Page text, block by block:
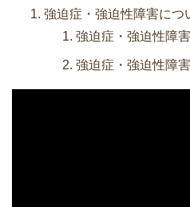
強迫症・強迫性障害につ
強迫症・強迫性障
強迫症・強迫性障